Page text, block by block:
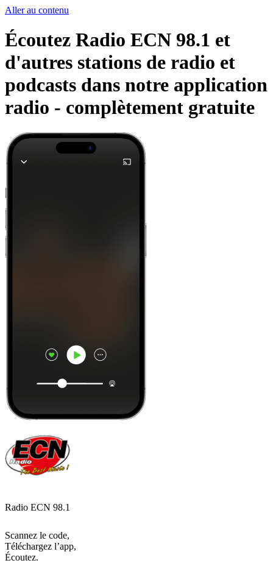
Aller au contenu
Écoutez Radio ECN 98.1 et
d'autres stations de radio et
podcasts dans notre application
radio - complètement gratuite
Radio ECN 98.1
Scannez le code,
Téléchargez l’app,
Écoutez.